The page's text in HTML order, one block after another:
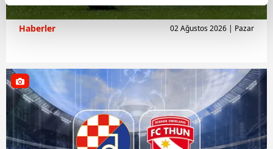
reklamların maliyetlerimizi karşılamak noktasında tek gelir
kalemimiz olduğunu sizlere hatırlatmak isteriz.
takdirde, kullanıcılara hedefli reklamlar
gösterilmeyecektir."
Sizlere daha iyi bir hizmet sunabilmek için İnternet
Sitemizde kendimize ve üçüncü kişilere ait çerezler
kullanılmaktadır. Bu çerezler vasıtasıyla çeşitli kişisel
Haberler 02 Ağustos 2026 | Pazar